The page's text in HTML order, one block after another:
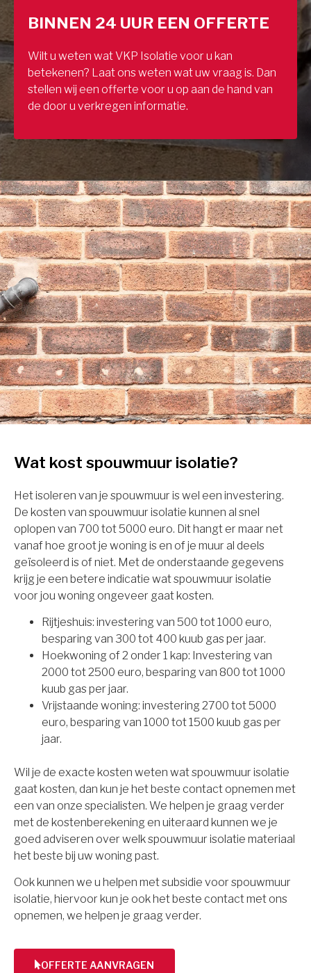
BINNEN 24 UUR EEN OFFERTE
Wilt u weten wat VKP Isolatie voor u kan
betekenen? Laat ons weten wat uw vraag is. Dan
stellen wij een offerte voor u op aan de hand van
de door u verkregen informatie.
Wat kost spouwmuur isolatie?
Het isoleren van je spouwmuur is wel een investering.
De kosten van spouwmuur isolatie kunnen al snel
oplopen van 700 tot 5000 euro. Dit hangt er maar net
vanaf hoe groot je woning is en of je muur al deels
geïsoleerd is of niet. Met de onderstaande gegevens
krijg je een betere indicatie wat spouwmuur isolatie
voor jou woning ongeveer gaat kosten.
Rijtjeshuis: investering van 500 tot 1000 euro,
besparing van 300 tot 400 kuub gas per jaar.
Hoekwoning of 2 onder 1 kap: Investering van
2000 tot 2500 euro, besparing van 800 tot 1000
kuub gas per jaar.
Vrijstaande woning: investering 2700 tot 5000
euro, besparing van 1000 tot 1500 kuub gas per
jaar.
Wil je de exacte kosten weten wat spouwmuur isolatie
gaat kosten, dan kun je het beste contact opnemen met
een van onze specialisten. We helpen je graag verder
met de kostenberekening en uiteraard kunnen we je
goed adviseren over welk spouwmuur isolatie materiaal
het beste bij uw woning past.
Ook kunnen we u helpen met subsidie voor spouwmuur
isolatie, hiervoor kun je ook het beste contact met ons
opnemen, we helpen je graag verder.
OFFERTE AANVRAGEN